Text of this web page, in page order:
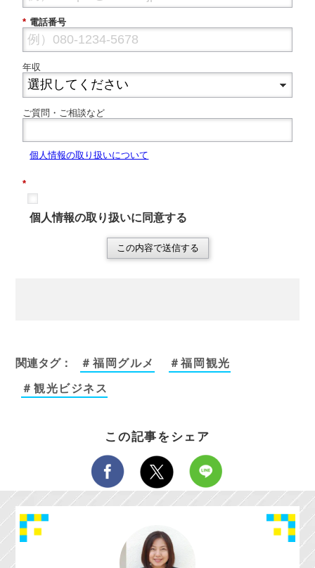
* 電話番号
年収
ご質問・ご相談など
個 人情報の取り扱いについて
*
個人情報の取り扱いに同意する
この内容で送信する
関連タグ： ＃福岡グルメ ＃福岡観光
＃観光ビジネス
この記事をシェア